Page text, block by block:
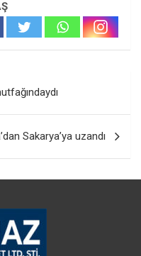
Sakarya’ya uzandı